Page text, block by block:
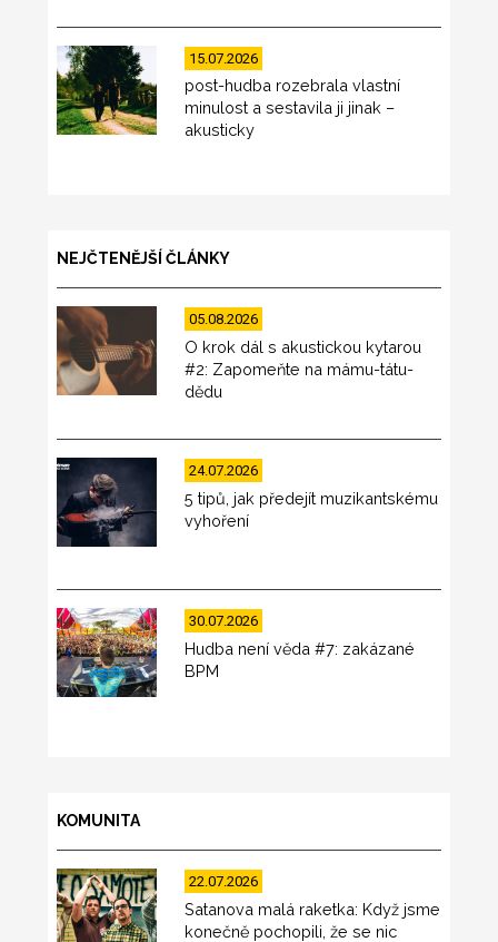
15.07.2026
post-hudba rozebrala vlastní
minulost a sestavila ji jinak –
akusticky
NEJČTENĚJŠÍ ČLÁNKY
05.08.2026
O krok dál s akustickou kytarou
#2: Zapomeňte na mámu-tátu-
dědu
24.07.2026
5 tipů, jak předejít muzikantskému
vyhoření
30.07.2026
Hudba není věda #7: zakázané
BPM
KOMUNITA
22.07.2026
Satanova malá raketka: Když jsme
konečně pochopili, že se nic